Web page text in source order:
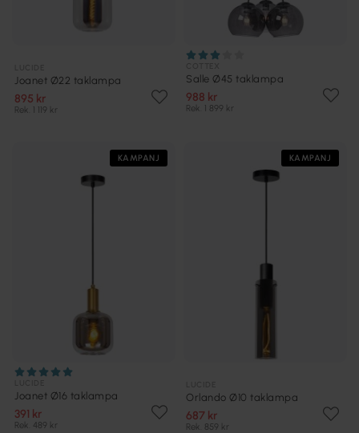
Joanet Ø22 taklampa
895 kr
Rek. 1 119 kr
Salle Ø45 taklampa
988 kr
Rek. 1 899 kr
KAMPANJ
Joanet Ø16 taklampa
391 kr
Rek. 489 kr
KAMPANJ
Orlando Ø10 taklampa
687 kr
Rek. 859 kr